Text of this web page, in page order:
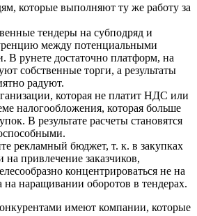
которые выполняют ту же работу за
тендеры на субподряд и
между потенциальными
В рунете достаточно платформ, на
собственные торги, а результаты
радуют.
которая не платит НДС или
налогообложения, которая больше
В результате расчеты становятся
рекламный бюджет, т. к. в закупках
на привлечение заказчиков,
концентрироваться не на
на наращивании оборотов в тендерах.
имеют компании, которые